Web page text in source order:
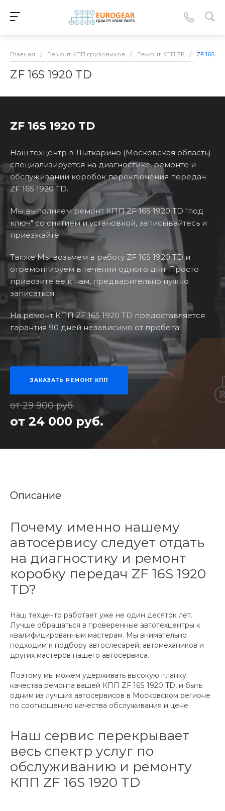
Главная / Ремонт КПП грузовиков / Ремонт КПП ZF / ZF 16S
ZF 16S 1920 TD
ZF 16S 1920 TD
Наш техцентр в Лыткарино (Московская область)
специализируется на диагностике, ремонте и
обслуживании коробок переключения передач
ZF 16S 1920 TD.
Мы выполняем ремонт КПП ZF 16S 1920 TD "под
ключ" со снятием и установкой, записывайтесь и
приезжайте.
Также Мы возьмем в работу ZF 16S 1920 TD и
отремонтируем в течении одного дня! Просто
привозите ее к нам, предварительно нужно
записаться.
На ремонт КПП ZF 16S 1920 TD предоставляется
гарантия 90 дней независимо от пробега!
ЗАКАЗАТЬ РЕМОНТ КПП
от 29 900 руб.
от 24 000 руб.
Описание
Почему именно нашему
автосервису следует отдать
на диагностику и ремонт
коробку передач ZF 16S 1920
TD?
Наш техцентр работает уже не один десяток лет.
Лучше обращаться в проверенные автотехцентры к
квалифицированным мастерам. Мы внимательно
подходим к подбору автослесарей, автомехаников и
других мастеров нашего автосервиса.
Поэтому мы можем удерживать высокую планку
качества ремонта вашей КПП ZF 16S 1920 TD, и быть
одним из лучших автосервисов в Московском регионе
по соотношению качества обслуживания и цене.
Наш сервис перекрывает
весь спектр услуг по
обслуживанию и ремонту
КПП ZF 16S 1920 TD